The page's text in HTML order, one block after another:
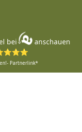
bei
anschauen
Partnerlink*